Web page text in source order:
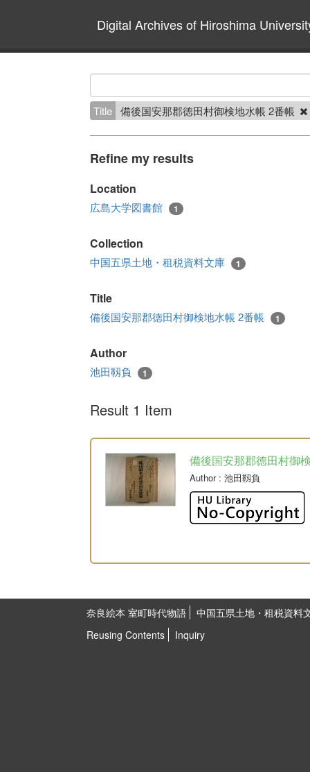
Digital Archives of Hiroshima
Title 備後国安那郡徳田村御検地水帳 2番帳
Refine my results
Location
広島大学図書館 1
Collection
中国五県土地・租税資料文庫 1
Title
備後国安那郡徳田村御検地水帳 2番帳 1
Author
池田靱負 1
Result 1 Item
備後国安那郡徳田村御
Author: 池田靱負
奈良絵本 室町時代物語
中国五県土地・租税資料
Reusing Contents
Inquiry